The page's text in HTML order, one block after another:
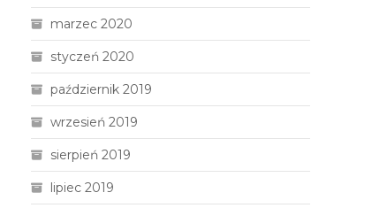
marzec 2020
styczeń 2020
październik 2019
wrzesień 2019
sierpień 2019
lipiec 2019